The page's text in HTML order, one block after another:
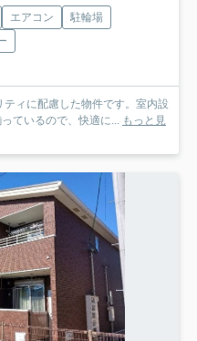
エアコン
駐輪場
ィに配慮した物件です。室内設
ているので、快適に... もっと見